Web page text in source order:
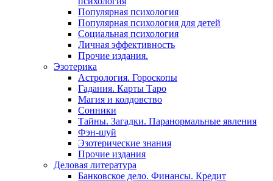
Популярная психология
Популярная психология для детей
Социальная психология
Личная эффективность
Прочие издания.
Эзотерика
Астрология. Гороскопы
Гадания. Карты Таро
Магия и колдовство
Сонники
Тайны. Загадки. Паранормальные явления
Фэн-шуй
Эзотерические знания
Прочие издания
Деловая литература
Банковское дело. Финансы. Кредит